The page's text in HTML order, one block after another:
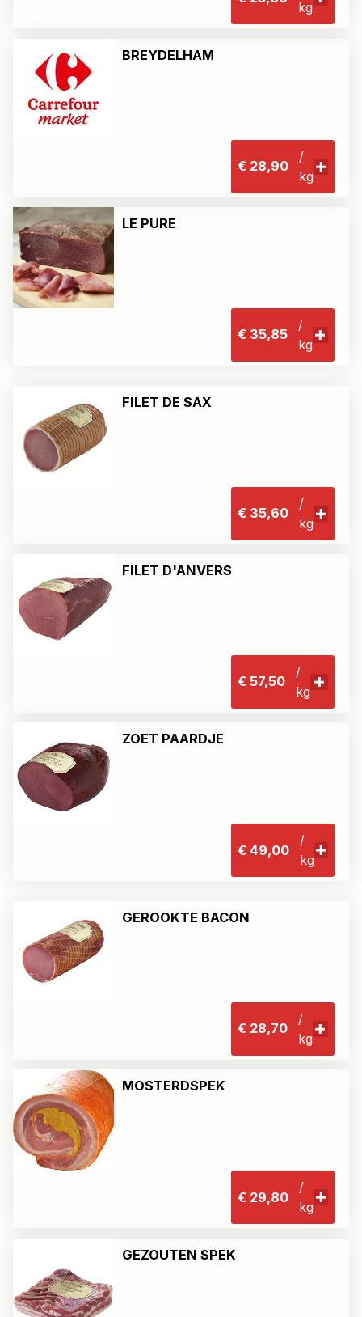
kg
BREYDELHAM
€ 28,90
/
kg
LE PURE
€ 35,85
/
kg
FILET DE SAX
€ 35,60
/
kg
FILET D'ANVERS
€ 57,50
/
kg
ZOET PAARDJE
€ 49,00
/
kg
GEROOKTE BACON
€ 28,70
/
kg
MOSTERDSPEK
€ 29,80
/
kg
GEZOUTEN SPEK